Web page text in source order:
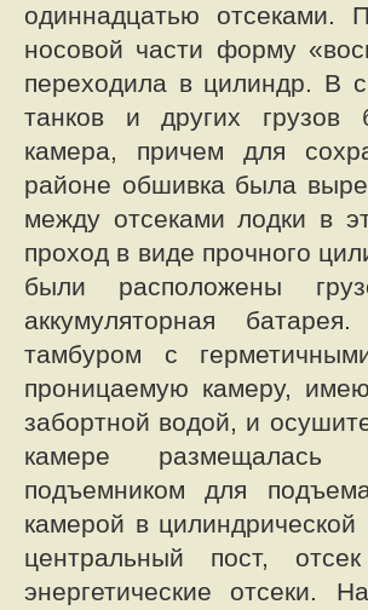
одиннадцатью отсеками.
носовой части форму
переходила в цилиндр. В
танков и других грузов
камера, причем для
районе обшивка была
между отсеками лодки в
проход в виде прочного
были расположены
аккумуляторная
тамбуром с
проницаемую камеру,
забортной водой, и
камере размещалась
подъемником для
камерой в цилиндрической
центральный пост,
энергетические отсеки.